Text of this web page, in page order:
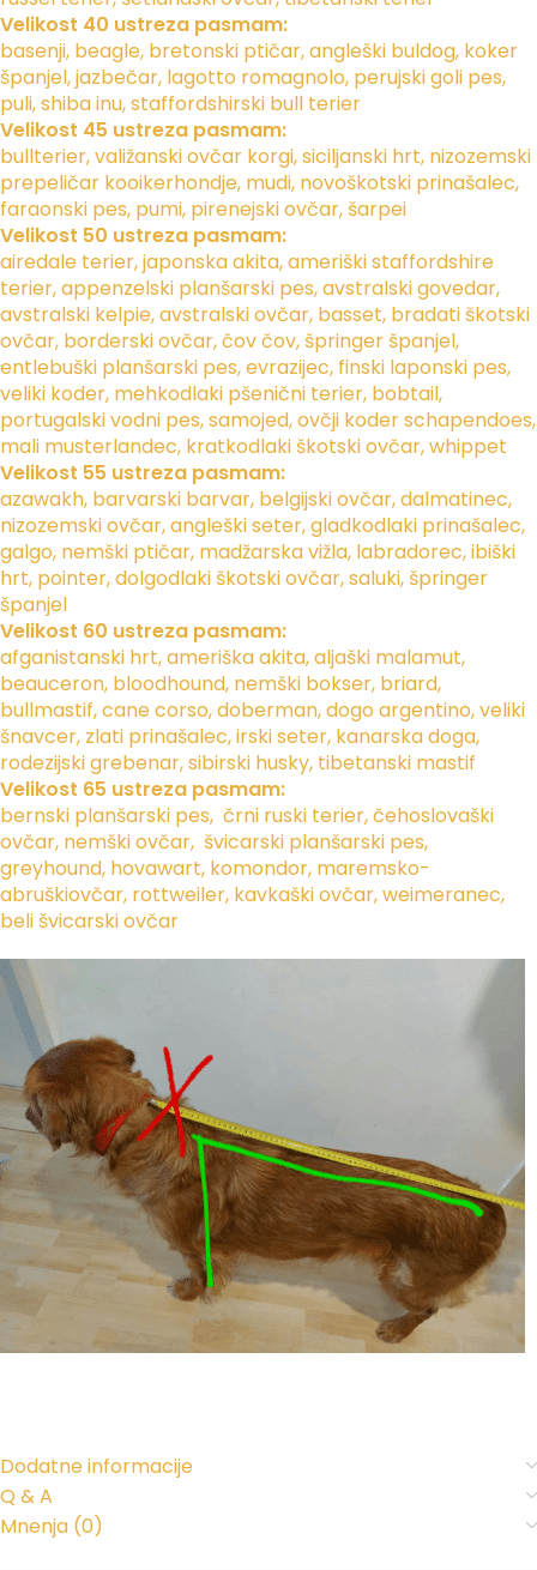
Velikost 40 ustreza pasmam:
basenji, beagle, bretonski ptičar, angleški buldog, koker
španjel, jazbečar, lagotto romagnolo, perujski goli pes,
puli, shiba inu, staffordshirski bull terier
Velikost 45 ustreza pasmam:
bullterier, valižanski ovčar korgi, siciljanski hrt, nizozemski
prepeličar kooikerhondje, mudi, novoškotski prinašalec,
faraonski pes, pumi, pirenejski ovčar, šarpei
Velikost 50 ustreza pasmam:
airedale terier, japonska akita, ameriški staffordshire
terier, appenzelski planšarski pes, avstralski govedar,
avstralski kelpie, avstralski ovčar, basset, bradati škotski
ovčar, borderski ovčar, čov čov, špringer španjel,
entlebuški planšarski pes, evrazijec, finski laponski pes,
veliki koder, mehkodlaki pšenični terier, bobtail,
portugalski vodni pes, samojed, ovčji koder schapendoes,
mali musterlandec, kratkodlaki škotski ovčar, whippet
Velikost 55 ustreza pasmam:
azawakh, barvarski barvar, belgijski ovčar, dalmatinec,
nizozemski ovčar, angleški seter, gladkodlaki prinašalec,
galgo, nemški ptičar, madžarska vižla, labradorec, ibiški
hrt, pointer, dolgodlaki škotski ovčar, saluki, špringer
španjel
Velikost 60 ustreza pasmam:
afganistanski hrt, ameriška akita, aljaški malamut,
beauceron, bloodhound, nemški bokser, briard,
bullmastif, cane corso, doberman, dogo argentino, veliki
šnavcer, zlati prinašalec, irski seter, kanarska doga,
rodezijski grebenar, sibirski husky, tibetanski mastif
Velikost 65 ustreza pasmam:
bernski planšarski pes, črni ruski terier, čehoslovaški
ovčar, nemški ovčar, švicarski planšarski pes,
greyhound, hovawart, komondor, maremsko-
abruškiovčar, rottweiler, kavkaški ovčar, weimeranec,
beli švicarski ovčar
Dodatne informacije
Q & A
Mnenja (0)